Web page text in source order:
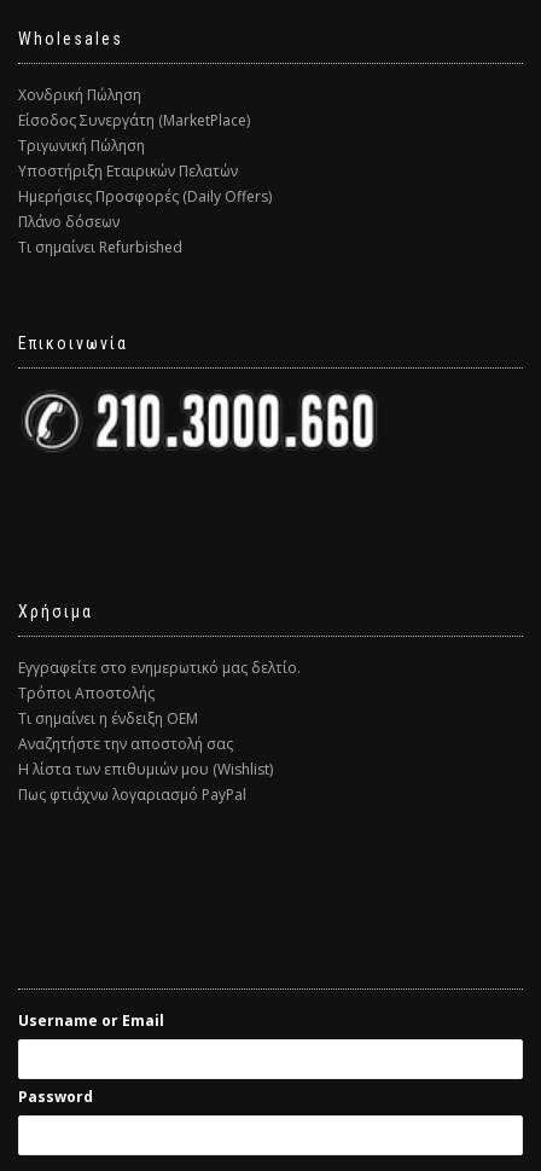
Wholesales
Χονδρική Πώληση
Είσοδος Συνεργάτη (MarketPlace)
Τριγωνική Πώληση
Υποστήριξη Εταιρικών Πελατών
Ημερήσιες Προσφορές (Daily Offers)
Πλάνο δόσεων
Τι σημαίνει Refurbished
Επικοινωνία
Χρήσιμα
Εγγραφείτε στο ενημερωτικό μας δελτίο.
Τρόποι Αποστολής
Τι σημαίνει η ένδειξη ΟΕΜ
Αναζητήστε την αποστολή σας
Η λίστα των επιθυμιών μου (Wishlist)
Πως φτιάχνω λογαριασμό PayPal
Username or Email
Password